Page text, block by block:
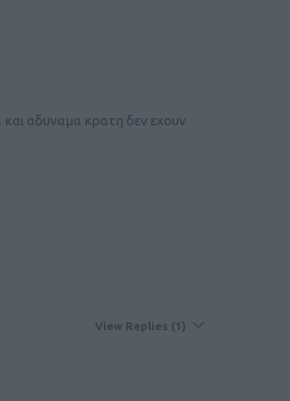
και αδυναμα κρατη δεν εχουν
View Replies (1)